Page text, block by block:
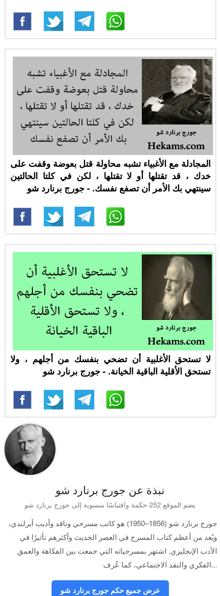
المجادلة مع الأغبياء تشبه محاولة قتل بعوضة وقفت على
خدك ، قد تقتلها أو لا تقتلها ، لكن في كلتا الحالتين
سينتهي بك الأمر أن تصفع نفسك. - جورج برنارد شو
لا تستحق الأغلبية أن تضحي بنفسك من أجلهم ، ولا
تستحق الأقلية الباقية الخيانة. - جورج برنارد شو
نبذة عن جورج برنارد شو
يضم الموقع 252 حكمة واقتباسًا منسوبة إلى جورج برنارد شو
جورج برنارد شو (1856–1950) هو كاتب مسرحي وناقد وأديب أيرلندي،
ويُعد من أعظم كتاب المسرح في العصر الحديث وأكثرهم تأثيرًا في
الأدب الإنجليزي. اشتهر بمسرحياته التي جمعت بين الفكاهة والعمق
الفكري والنقد الاجتماعي، كما عُرف...
عرض جميع حكم جورج برنارد شو